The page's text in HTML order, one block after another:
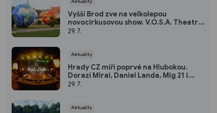
Aktuality
Vyšší Brod zve na velkolepou
novocirkusovou show. V.O.S.A. Theatre
promění klášterní zahradu v kouzelný
29. 7.
Aktuality
Hrady CZ míří poprvé na Hlubokou.
Dorazí Mirai, Daniel Landa, Mig 21 i
Rybičky 48
29. 7.
Aktuality